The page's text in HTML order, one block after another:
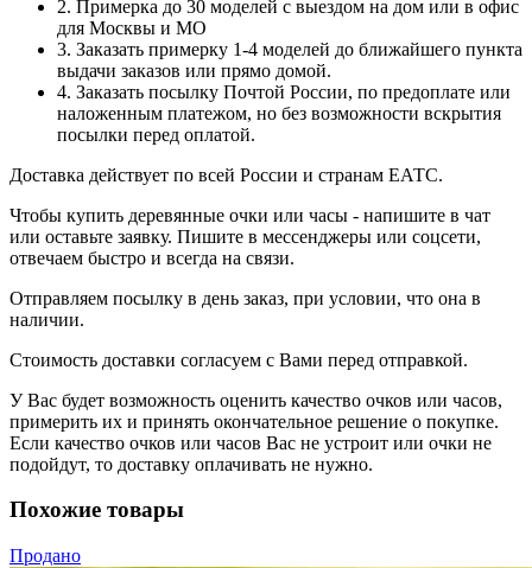
2. Примерка до 30 моделей с выездом на дом или в офис
для Москвы и МО
3. Заказать примерку 1-4 моделей до ближайшего пункта
выдачи заказов или прямо домой.
4. Заказать посылку Почтой России, по предоплате или
наложенным платежом, но без возможности вскрытия
посылки перед оплатой.
Доставка действует по всей России и странам ЕАТС.
Чтобы купить деревянные очки или часы - напишите в чат
или оставьте заявку. Пишите в мессенджеры или соцсети,
отвечаем быстро и всегда на связи.
Отправляем посылку в день заказ, при условии, что она в
наличии.
Стоимость доставки согласуем с Вами перед отправкой.
У Вас будет возможность оценить качество очков или часов,
примерить их и принять окончательное решение о покупке.
Если качество очков или часов Вас не устроит или очки не
подойдут, то доставку оплачивать не нужно.
Похожие товары
Продано